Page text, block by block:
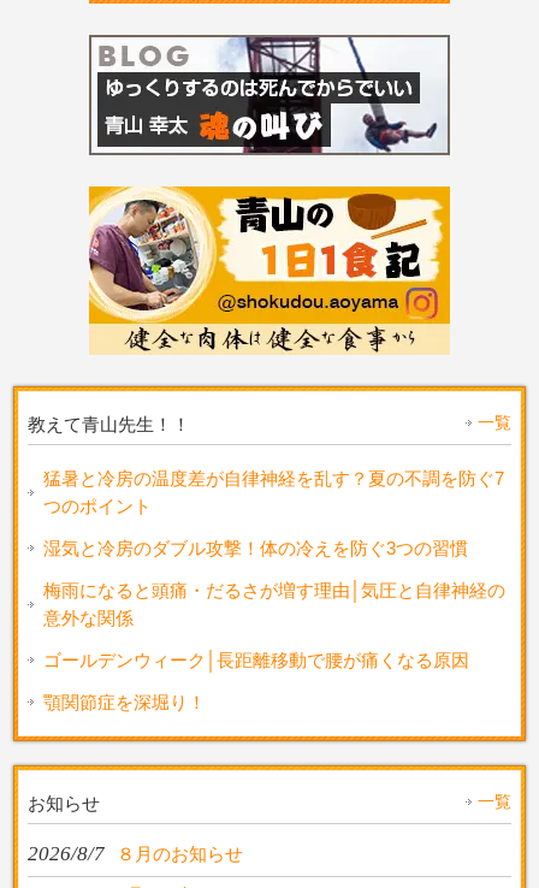
教えて青山先生！！ 一覧
猛暑と冷房の温度差が自律神経を乱す？夏の不調を防ぐ7
つのポイント
湿気と冷房のダブル攻撃！体の冷えを防ぐ3つの習慣
梅雨になると頭痛・だるさが増す理由│気圧と自律神経の
意外な関係
ゴールデンウィーク│長距離移動で腰が痛くなる原因
顎関節症を深堀り！
お知らせ 一覧
2026/8/7 ８月のお知らせ